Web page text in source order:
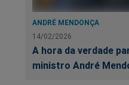
ANDRÉ MENDONÇA
14/02/2026
A hora da verdade
ministro André